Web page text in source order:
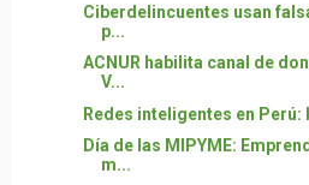
Ciberdelincuentes usan
p...
ACNUR habilita canal de
V...
Redes inteligentes en
Día de las MIPYME:
m...